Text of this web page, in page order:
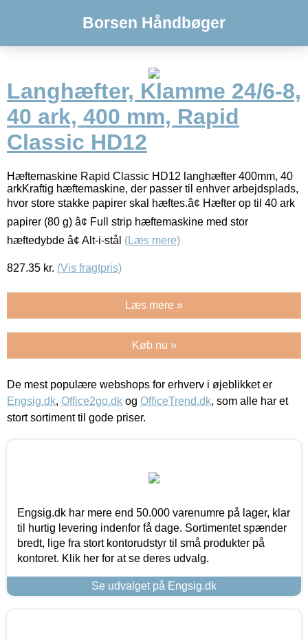
Borsen Håndbøger
Langhæfter, Klamme 24/6-8,
40 ark, 400 mm, Rapid
Classic HD12
Hæftemaskine Rapid Classic HD12 langhæfter 400mm, 40
arkKraftig hæftemaskine, der passer til enhver arbejdsplads,
hvor store stakke papirer skal hæftes.â¢ Hæfter op til 40 ark
papirer (80 g) â¢ Full strip hæftemaskine med stor
hæftedybde â¢ Alt-i-stål (Læs mere)
827.35 kr. (Vis fragtpris)
Læs mere »
Køb nu »
De mest populære webshops for erhverv i øjeblikket er
Engsig.dk, Office2go.dk og OfficeTrend.dk, som alle har et
stort sortiment til gode priser.
Engsig.dk har mere end 50.000 varenumre på lager, klar
til hurtig levering indenfor få dage. Sortimentet spænder
bredt, lige fra stort kontorudstyr til små produkter på
kontoret. Klik her for at se deres udvalg.
Se udvalget på Engsig.dk